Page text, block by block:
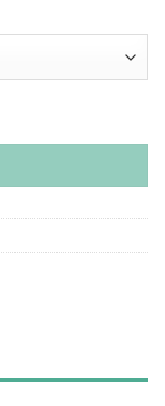
Cartridge Menge